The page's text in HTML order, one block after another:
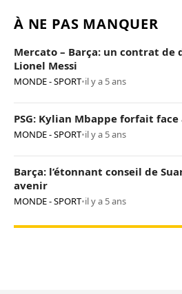
À NE PAS MANQUER
Mercato – Barça: un contrat de
Lionel Messi
MONDE - SPORT•il y a 5 ans
PSG: Kylian Mbappe forfait face
MONDE - SPORT•il y a 5 ans
Barça: l’étonnant conseil de
avenir
MONDE - SPORT•il y a 5 ans